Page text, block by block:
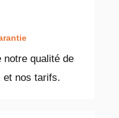
notre qualité de
et nos tarifs.